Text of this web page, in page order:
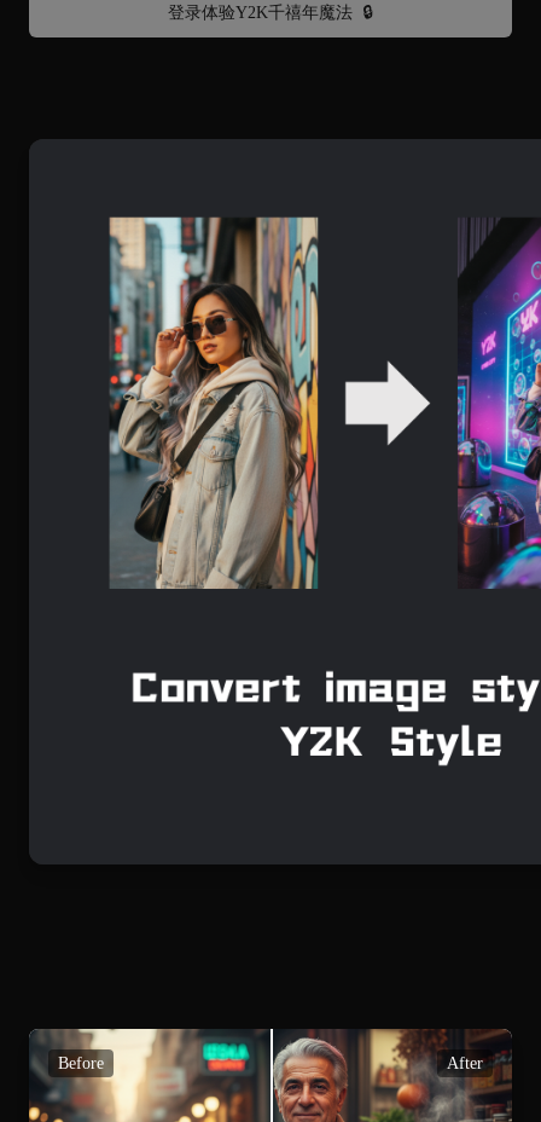
登录体验Y2K千禧年魔法 🔒
Before After